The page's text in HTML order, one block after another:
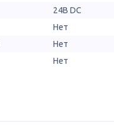
24В DC
Нет
Нет
Нет